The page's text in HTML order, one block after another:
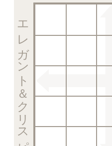
エレガント＆クリスピー